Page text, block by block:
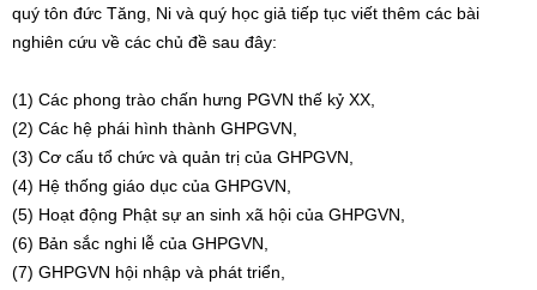
quý tôn đức Tăng, Ni và quý học giả tiếp tục viết thêm các bài
nghiên cứu về các chủ đề sau đây:
(1) Các phong trào chấn hưng PGVN thế kỷ XX,
(2) Các hệ phái hình thành GHPGVN,
(3) Cơ cấu tổ chức và quản trị của GHPGVN,
(4) Hệ thống giáo dục của GHPGVN,
(5) Hoạt động Phật sự an sinh xã hội của GHPGVN,
(6) Bản sắc nghi lễ của GHPGVN,
(7) GHPGVN hội nhập và phát triển,